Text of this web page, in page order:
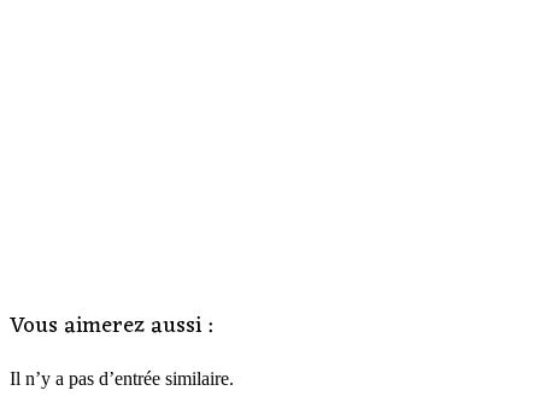
Vous aimerez aussi :
Il n’y a pas d’entrée similaire.